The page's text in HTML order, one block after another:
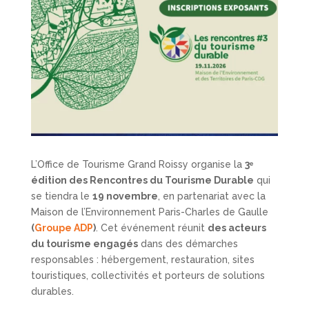
L’Office de Tourisme Grand Roissy organise la 3ᵉ
édition des Rencontres du Tourisme Durable qui
se tiendra le 19 novembre , en partenariat avec la
Maison de l’Environnement Paris-Charles de Gaulle
(Groupe ADP). Cet événement réunit des acteurs
du tourisme engagésdans des démarches
responsables : hébergement, restauration, sites
touristiques, collectivités et porteurs de solutions
durables.